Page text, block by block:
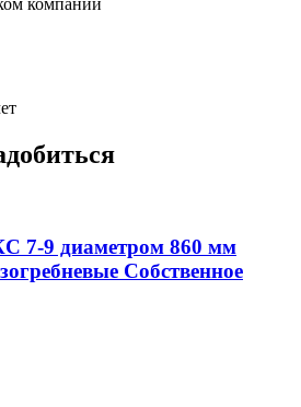
7-9 диаметром 860 мм
Собственное